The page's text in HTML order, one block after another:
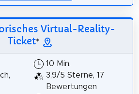
Virtual-Reality-
Ticket*
10 Min.
3,9/5 Sterne, 17
Bewertungen